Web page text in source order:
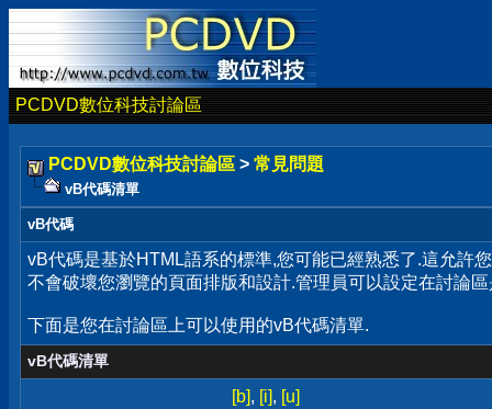
PCDVD數位科技討論區
PCDVD數位科技討論區 > 常見問題
vB代碼清單
vB代碼
vB代碼是基於HTML語系的標準,您可能已經熟悉了.這允許
不會破壞您瀏覽的頁面排版和設計.管理員可以設定在討論
下面是您在討論區上可以使用的vB代碼清單.
vB代碼清單
[b], [i], [u]